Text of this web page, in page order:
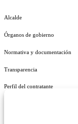
Alcalde
Órganos de gobierno
Normativa y documentación
Transparencia
Perfil del contratante